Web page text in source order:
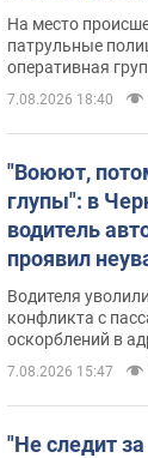
маршрутке:
Видео
На место
патрульные
оперативная
7.08.2026 18:40
"Воюют,
глупы": в
водитель
проявил
украинским
поплатился
Видео
Водителя
конфликта с
оскорблений в
7.08.2026 15:47
"Не следит за